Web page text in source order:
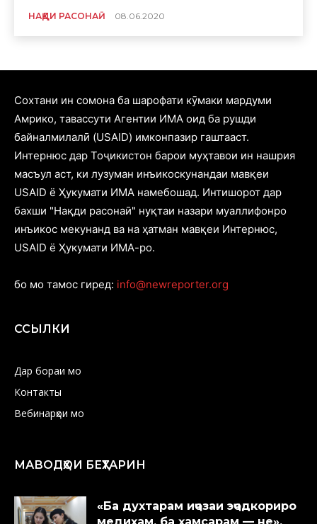
НАҚДИ РАСОНАӢ 08.06.2020
Cохтани ин сомона ба шарофати кӯмаки мардуми
Амрико, тавассути Агентии ИМА оид ба рушди
байналмилалӣ (USAID) имконпазир гаштааст.
Интернюс дар Тоҷикистон барои муҳтавои ин нашрия
масъул аст, ки лузуман инъикоскунандаи мавқеи
USAID ё Ҳукумати ИМА намебошад. Интишорот дар
бахши "Нақди расонаӣ" нуқтаи назари муаллифонро
инъикос мекунанд ва на ҳатман мавқеи Интернюс,
USAID ё Ҳукумати ИМА-ро.
бо мо тамос гиред: info@newreporter.org
ССЫЛКИ
Дар бораи мо
Контакты
Вебинарҳои мо
МАВОДҲОИ БЕҲТАРИН
«Ба духтарам иҷозаи эҷодкориро